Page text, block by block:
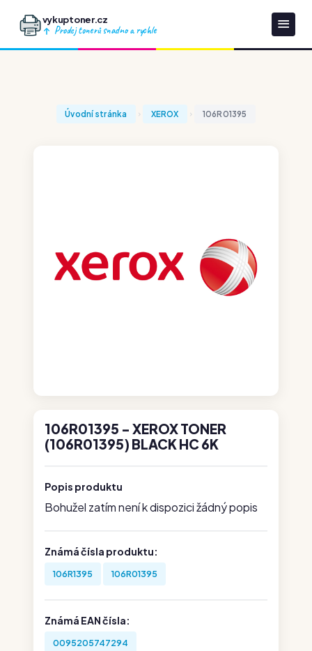
vykuptoner.cz
Prodej tonerů snadno a rychle
Úvodní stránka XEROX 106R01395
106R01395 - XEROX TONER
(106R01395) BLACK HC 6K
Popis produktu
Bohužel zatím není k dispozici žádný popis
Známá čísla produktu:
106R1395 106R01395
Známá EAN čísla:
0095205747294